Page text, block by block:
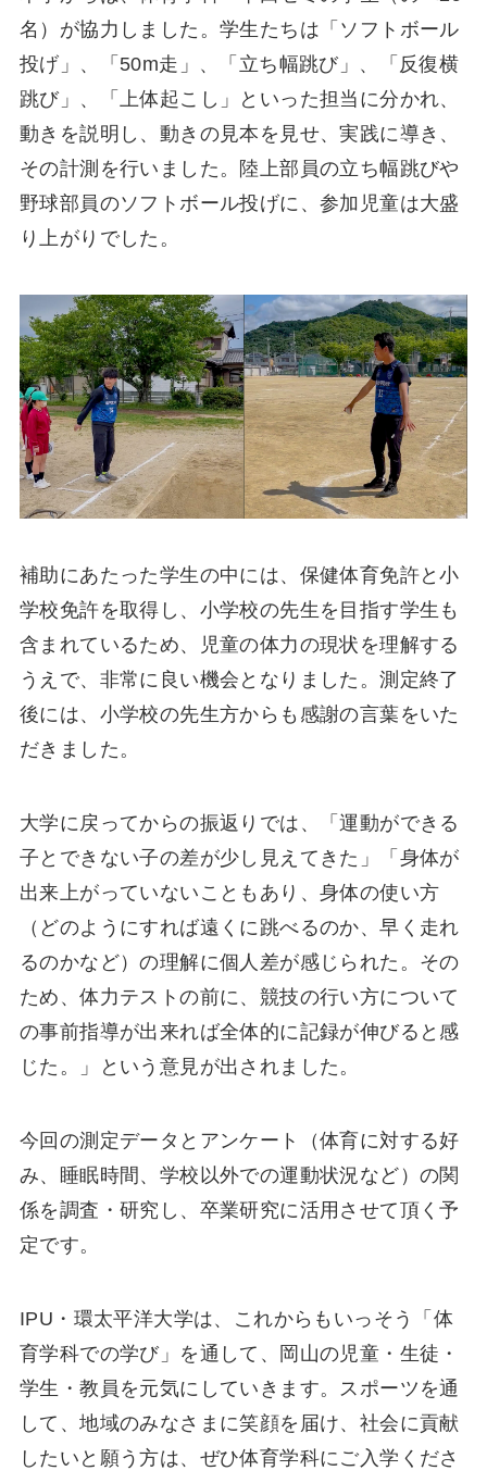
名）が協力しました。学生たちは「ソフトボール
投げ」、「50m走」、「立ち幅跳び」、「反復横
跳び」、「上体起こし」といった担当に分かれ、
動きを説明し、動きの見本を見せ、実践に導き、
その計測を行いました。陸上部員の立ち幅跳びや
野球部員のソフトボール投げに、参加児童は大盛
り上がりでした。
補助にあたった学生の中には、保健体育免許と小
学校免許を取得し、小学校の先生を目指す学生も
含まれているため、児童の体力の現状を理解する
うえで、非常に良い機会となりました。測定終了
後には、小学校の先生方からも感謝の言葉をいた
だきました。
大学に戻ってからの振返りでは、「運動ができる
子とできない子の差が少し見えてきた」「身体が
出来上がっていないこともあり、身体の使い方
（どのようにすれば遠くに跳べるのか、早く走れ
るのかなど）の理解に個人差が感じられた。その
ため、体力テストの前に、競技の行い方について
の事前指導が出来れば全体的に記録が伸びると感
じた。」という意見が出されました。
今回の測定データとアンケート（体育に対する好
み、睡眠時間、学校以外での運動状況など）の関
係を調査・研究し、卒業研究に活用させて頂く予
定です。
IPU・環太平洋大学は、これからもいっそう「体
育学科での学び」を通して、岡山の児童・生徒・
学生・教員を元気にしていきます。スポーツを通
して、地域のみなさまに笑顔を届け、社会に貢献
したいと願う方は、ぜひ体育学科にご入学くださ